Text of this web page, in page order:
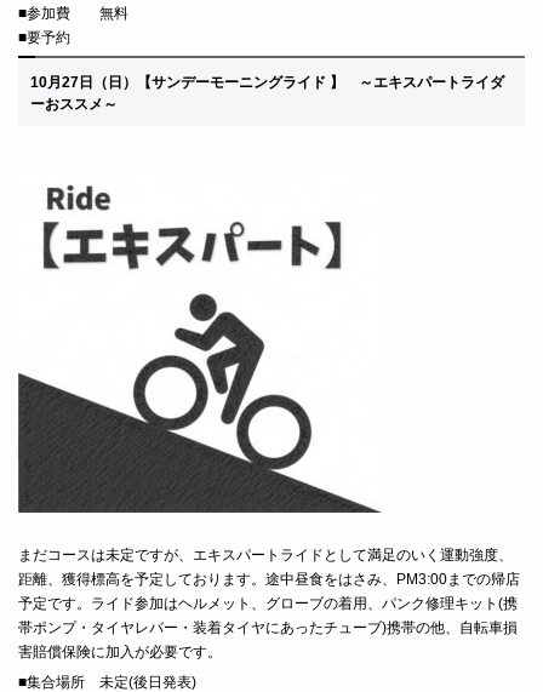
■参加費 無料
■要予約
10月27 日（日） 【サンデーモーニングライド 】
～エキスパートライダ
ーおススメ～
まだコースは未定ですが、エキスパートライドとして満足のいく運動強度、
距離、獲得標高を予定しております。途中昼食をはさみ、PM3:00までの帰店
予定です。 ライド参加はヘルメット、グローブの着用、パンク修理キット(携
帯ポンプ・タイヤレバー・装着タイヤにあったチューブ)携帯の他、自転車損
害賠償保険に加入が必要です。
■集合場所 未定(後日発表)